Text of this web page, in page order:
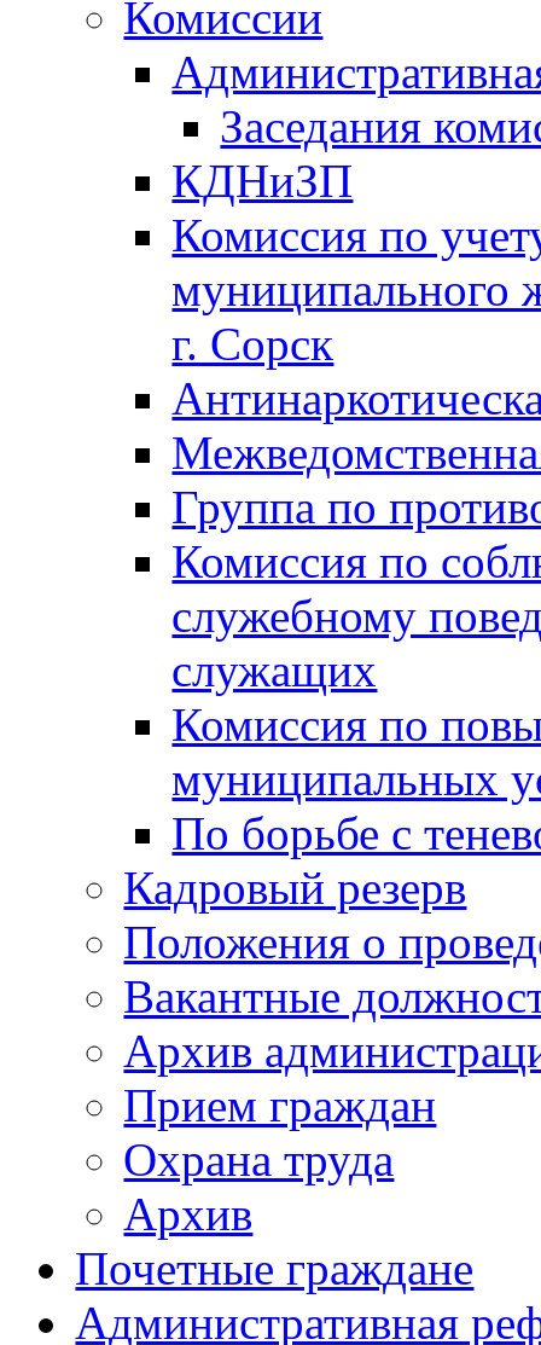
Комиссии
Заседания
КДНиЗП
Комиссия по
муниципального
г. Сорск
Группа по
Комиссия по
служебному
служащих
Комиссия по
муниципальных
По борьбе с
Кадровый резерв
Положения о
Вакантные
Архив
Прием граждан
Охрана труда
Архив
Почетные граждане
Административная